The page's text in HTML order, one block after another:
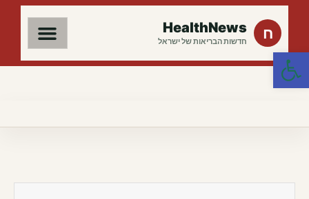
פתח סרגל נגישות
ח HealthNews
חדשות הבריאות של ישראל